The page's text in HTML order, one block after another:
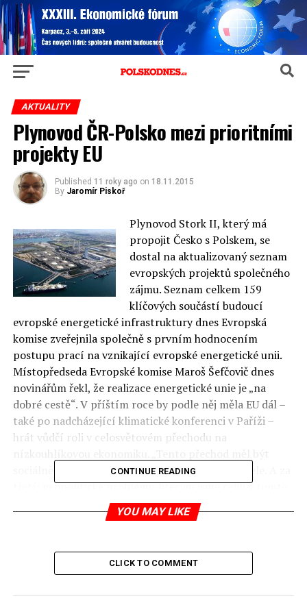
AKTUALITY
Plynovod ČR-Polsko mezi prioritními
projekty EU
Published 11 roky ago on 18.11.2015
By Jaromír Piskoř
Plynovod Stork II, který má
propojit Česko s Polskem, se
dostal na aktualizovaný seznam
evropských projektů společného
zájmu. Seznam celkem 159
klíčových součástí budoucí
evropské energetické infrastruktury dnes Evropská
komise zveřejnila společně s prvním hodnocením
postupu prací na vznikající evropské energetické unii.
Místopředseda Evropské komise Maroš Šefčovič dnes
novinářům řekl, že realizace energetické unie je „na
dobré cestě“. V příštím roce by podle něj měla EU dál –
také po nadcházející klimatické konferenci v Paříži –
hrát vůdčí roli v celosvětovém přechodu na
sociálně spravedlivý, se zaměřením na spotřebitele. A za
třetí: geopolitické problémy, kterým jsme čelili v tomto
roce, nezmizí,“ upozornil slovenský místopředseda
Právě spory s Ruskem a snaha o co největší diverzifikaci
zdrojů evropských energií a také přepravních tras byla
se kterým přišel nynější předseda unijních summitů
CONTINUE READING
YOU MAY LIKE
CLICK TO COMMENT